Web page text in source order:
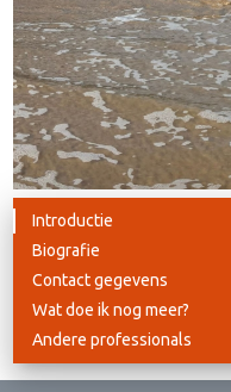
Introductie
Biografie
Contact gegevens
Wat doe ik nog meer?
Andere professionals